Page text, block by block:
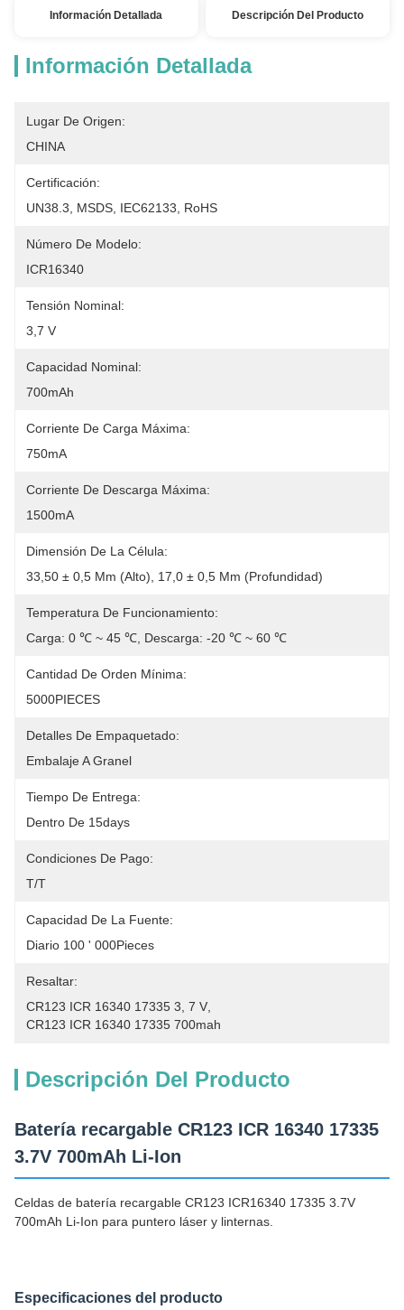
Información Detallada Descripción Del Producto
Información Detallada
Lugar De Origen:
CHINA
Certificación:
UN38.3, MSDS, IEC62133, RoHS
Número De Modelo:
ICR16340
Tensión Nominal:
3,7 V
Capacidad Nominal:
700mAh
Corriente De Carga Máxima:
750mA
Corriente De Descarga Máxima:
1500mA
Dimensión De La Célula:
33,50 ± 0,5 Mm (alto), 17,0 ± 0,5 Mm (profundidad)
Temperatura De Funcionamiento:
Carga: 0 ℃ ~ 45 ℃, Descarga: -20 ℃ ~ 60 ℃
Cantidad De Orden Mínima:
5000PIECES
Detalles De Empaquetado:
Embalaje A Granel
Tiempo De Entrega:
Dentro De 15days
Condiciones De Pago:
T/T
Capacidad De La Fuente:
Diario 100 ' 000Pieces
Resaltar:
CR123 ICR 16340 17335 3 7 V
CR123 ICR 16340 17335 700mah
Descripción Del Producto
Batería recargable CR123 ICR 16340 17335
3.7V 700mAh Li-Ion
Celdas de batería recargable CR123 ICR16340 17335 3.7V
700mAh Li-Ion para puntero láser y linternas.
Especificaciones del producto